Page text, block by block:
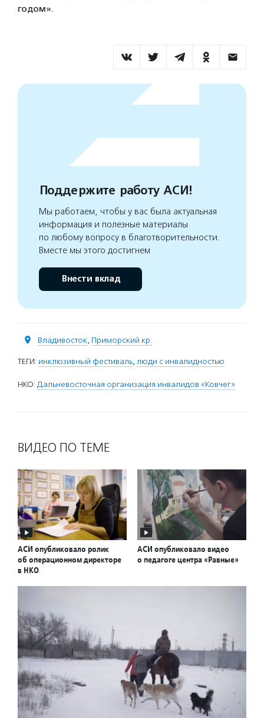
годом».
Поддержите работу АСИ!
Мы работаем, чтобы у вас была актуальная
информация и полезные материалы
по любому вопросу в благотворительности.
Вместе мы этого достигнем
Внести вклад
Владивосток, Приморский кр.
ТЕГИ: инклюзивный фестиваль, люди с инвалидностью
НКО: Дальневосточная организация инвалидов «Ковчег»
ВИДЕО ПО ТЕМЕ
АСИ опубликовало ролик
об операционном директоре
в НКО
АСИ опубликовало видео
о педагоге центра «Равные»